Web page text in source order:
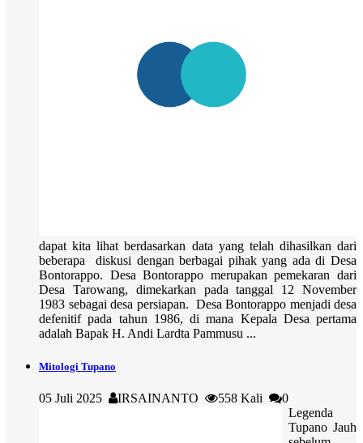
dapat kita lihat berdasarkan data yang telah dihasilkan dari
beberapa diskusi dengan berbagai pihak yang ada di Desa
Bontorappo. Desa Bontorappo merupakan pemekaran dari
Desa Tarowang, dimekarkan pada tanggal 12 November
1983 sebagai desa persiapan. Desa Bontorappo menjadi desa
defenitif pada tahun 1986, di mana Kepala Desa pertama
adalah Bapak H. Andi Lardta Pammusu ...
Mitologi Tupano
05 Juli 2025 IRSAINANTO 558 Kali
0
Legenda
Tupano Jauh